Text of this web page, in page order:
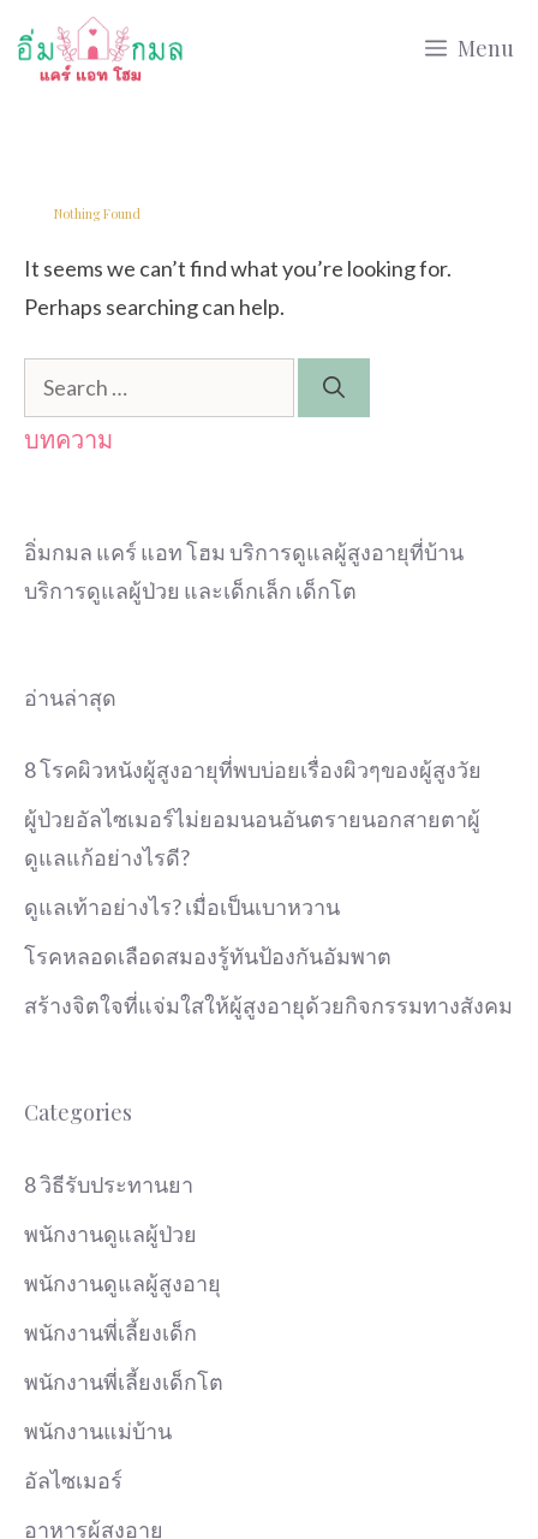
to
Menu
Nothing Found
It seems we can’t find what you’re looking for.
Perhaps searching can help.
Search
for:
บทความ
อิ่มกมล แคร์ แอท โฮม บริการดูแลผู้สูงอายุที่บ้าน
บริการดูแลผู้ป่วย และเด็กเล็ก เด็กโต
อ่านล่าสุด
8 โรคผิวหนังผู้สูงอายุที่พบบ่อยเรื่องผิวๆของผู้สูงวัย
ผู้ป่วยอัลไซเมอร์ไม่ยอมนอนอันตรายนอกสายตาผู้
ดูแลแก้อย่างไรดี?
ดูแลเท้าอย่างไร? เมื่อเป็นเบาหวาน
โรคหลอดเลือดสมองรู้ทันป้องกันอัมพาต
สร้างจิตใจที่แจ่มใสให้ผู้สูงอายุด้วยกิจกรรมทางสังคม
Categories
8 วิธีรับประทานยา
พนักงานดูแลผู้ป่วย
พนักงานดูแลผู้สูงอายุ
พนักงานพี่เลี้ยงเด็ก
พนักงานพี่เลี้ยงเด็กโต
พนักงานแม่บ้าน
อัลไซเมอร์
อาหารผู้สูงอายุ